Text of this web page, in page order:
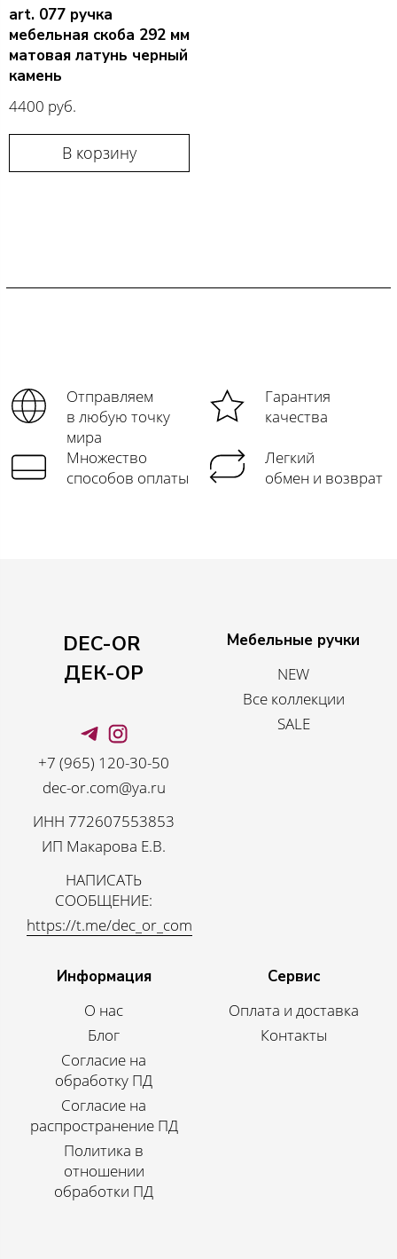
art. 077 ручка
мебельная скоба 292 мм
матовая латунь черный
камень
4400 руб.
В корзину
Отправляем
в любую точку
мира
Гарантия
качества
Множество
способов оплаты
Легкий
обмен и возврат
DEC-OR
ДЕК-ОР
+7 (965) 120-30-50
dec-or.com@ya.ru
ИНН 772607553853
ИП Макарова Е.В.
НАПИСАТЬ
СООБЩЕНИЕ:
https://t.me/dec_or_com
Мебельные ручки
NEW
Все коллекции
SALE
Информация
О нас
Блог
Согласие на
обработку ПД
Согласие на
распространение ПД
Политика в
отношении
обработки ПД
Сервис
Оплата и доставка
Контакты